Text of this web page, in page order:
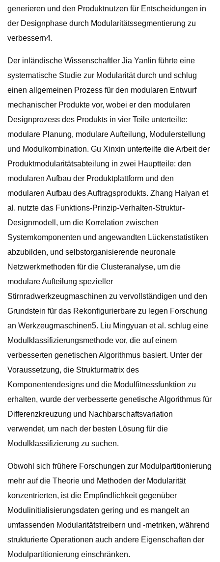
generieren und den Produktnutzen für Entscheidungen in
der Designphase durch Modularitätssegmentierung zu
verbessern4.
Der inländische Wissenschaftler Jia Yanlin führte eine
systematische Studie zur Modularität durch und schlug
einen allgemeinen Prozess für den modularen Entwurf
mechanischer Produkte vor, wobei er den modularen
Designprozess des Produkts in vier Teile unterteilte:
modulare Planung, modulare Aufteilung, Modulerstellung
und Modulkombination. Gu Xinxin unterteilte die Arbeit der
Produktmodularitätsabteilung in zwei Hauptteile: den
modularen Aufbau der Produktplattform und den
modularen Aufbau des Auftragsprodukts. Zhang Haiyan et
al. nutzte das Funktions-Prinzip-Verhalten-Struktur-
Designmodell, um die Korrelation zwischen
Systemkomponenten und angewandten Lückenstatistiken
abzubilden, und selbstorganisierende neuronale
Netzwerkmethoden für die Clusteranalyse, um die
modulare Aufteilung spezieller
Stirnradwerkzeugmaschinen zu vervollständigen und den
Grundstein für das Rekonfigurierbare zu legen Forschung
an Werkzeugmaschinen5. Liu Mingyuan et al. schlug eine
Modulklassifizierungsmethode vor, die auf einem
verbesserten genetischen Algorithmus basiert. Unter der
Voraussetzung, die Strukturmatrix des
Komponentendesigns und die Modulfitnessfunktion zu
erhalten, wurde der verbesserte genetische Algorithmus für
Differenzkreuzung und Nachbarschaftsvariation
verwendet, um nach der besten Lösung für die
Modulklassifizierung zu suchen.
Obwohl sich frühere Forschungen zur Modulpartitionierung
mehr auf die Theorie und Methoden der Modularität
konzentrierten, ist die Empfindlichkeit gegenüber
Modulinitialisierungsdaten gering und es mangelt an
umfassenden Modularitätstreibern und -metriken, während
strukturierte Operationen auch andere Eigenschaften der
Modulpartitionierung einschränken.